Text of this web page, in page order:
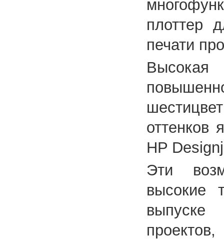
плоттер
печати
Высокая
оттенков
HP
Эти
высокие
выпуске